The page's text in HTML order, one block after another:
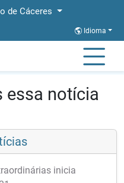
de Cáceres
Idioma
essa notícia
inicia